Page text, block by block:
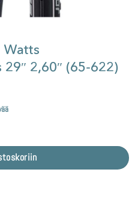
Watts
2,60″ (65-622)
29" 2,60" (65-622) määrä